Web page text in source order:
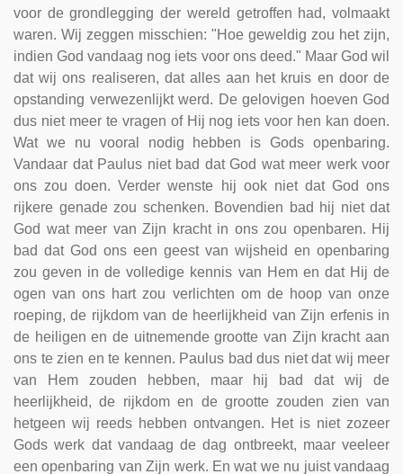
voor de grondlegging der wereld getroffen had, volmaakt
waren. Wij zeggen misschien: "Hoe geweldig zou het zijn,
indien God vandaag nog iets voor ons deed." Maar God wil
dat wij ons realiseren, dat alles aan het kruis en door de
opstanding verwezenlijkt werd. De gelovigen hoeven God
dus niet meer te vragen of Hij nog iets voor hen kan doen.
Wat we nu vooral nodig hebben is Gods openbaring.
Vandaar dat Paulus niet bad dat God wat meer werk voor
ons zou doen. Verder wenste hij ook niet dat God ons
rijkere genade zou schenken. Bovendien bad hij niet dat
God wat meer van Zijn kracht in ons zou openbaren. Hij
bad dat God ons een geest van wijsheid en openbaring
zou geven in de volledige kennis van Hem en dat Hij de
ogen van ons hart zou verlichten om de hoop van onze
roeping, de rijkdom van de heerlijkheid van Zijn erfenis in
de heiligen en de uitnemende grootte van Zijn kracht aan
ons te zien en te kennen. Paulus bad dus niet dat wij meer
van Hem zouden hebben, maar hij bad dat wij de
heerlijkheid, de rijkdom en de grootte zouden zien van
hetgeen wij reeds hebben ontvangen. Het is niet zozeer
Gods werk dat vandaag de dag ontbreekt, maar veeleer
een openbaring van Zijn werk. En wat we nu juist vandaag